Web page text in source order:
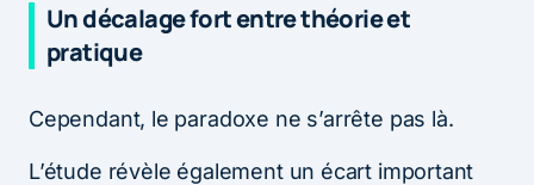
Un décalage fort entre théorie et
pratique
Cependant, le paradoxe ne s’arrête pas là.
L’étude révèle également un écart important